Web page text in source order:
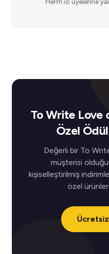
Herm.io üyelerine
To Write Love
Özel
Değerli bir To
müşterisi
kişiselleştirilmiş
özel